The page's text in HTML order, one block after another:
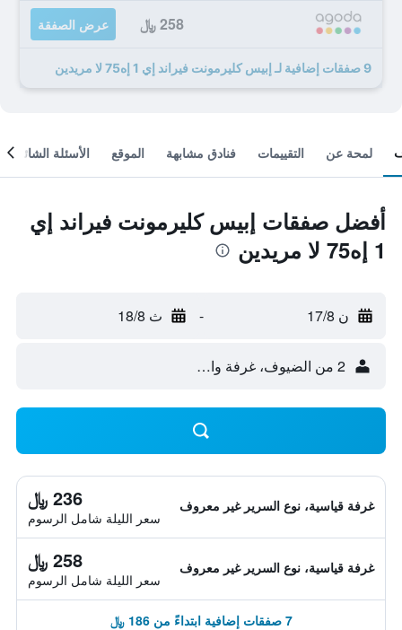
258 ﷼ عرض الصفقة
9 صفقات إضافية لـ إبيس كليرمونت فيراند إي 1 إه75 لا مريدين
لمحة عن التقييمات فنادق مشابهة الموقع الأسئلة الشائعة
أفضل صفقات إبيس كليرمونت فيراند إي
1 إه75 لا مريدين
ن 17/8 - ث 18/8
2 من الضيوف، غرفة واحدة
غرفة قياسية، نوع السرير غير معروف 236 ﷼
سعر الليلة شامل الرسوم
غرفة قياسية، نوع السرير غير معروف 258 ﷼
سعر الليلة شامل الرسوم
7 صفقات إضافية ابتداءً من 186 ﷼